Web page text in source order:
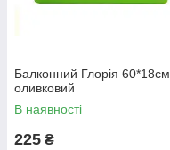
Балконний Глорія 60*18см
оливковий
В наявності
225 ₴